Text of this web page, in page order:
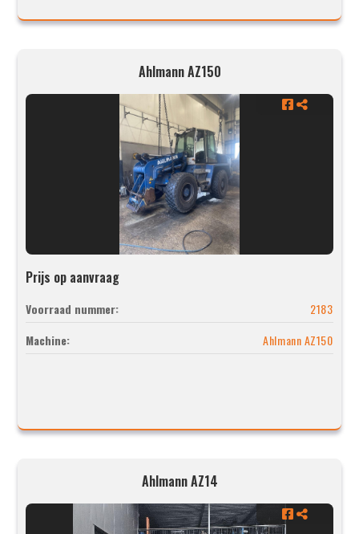
Ahlmann AZ150
Prijs op aanvraag
Voorraad nummer:
2183
Machine:
Ahlmann AZ150
Ahlmann AZ14